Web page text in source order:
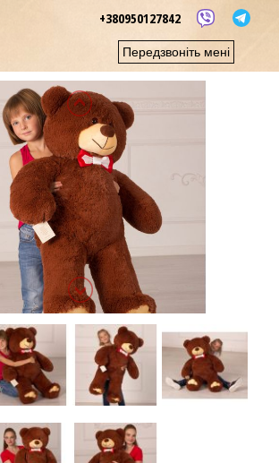
+380950127842
Передзвоніть мені